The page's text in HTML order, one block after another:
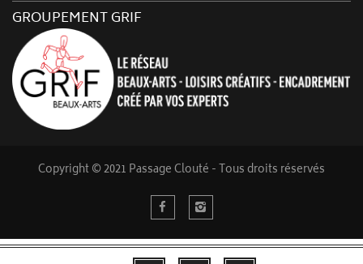
GROUPEMENT GRIF
Copyright © 2021 Passage Clouté - Tous droits réservés